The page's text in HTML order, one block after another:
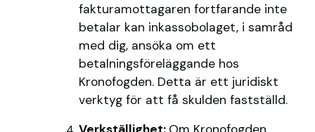
fakturamottagaren fortfarande inte
betalar kan inkassobolaget, i samråd
med dig, ansöka om ett
betalningsföreläggande hos
Kronofogden. Detta är ett juridiskt
verktyg för att få skulden fastställd.